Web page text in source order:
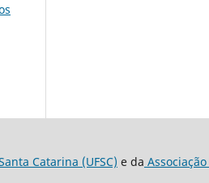
Catarina (UFSC) e da